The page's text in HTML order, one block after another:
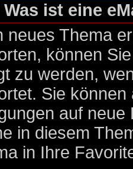
Was ist eine
neues Thema
können
zu werden,
Sie können
auf
in diesem
in Ihre